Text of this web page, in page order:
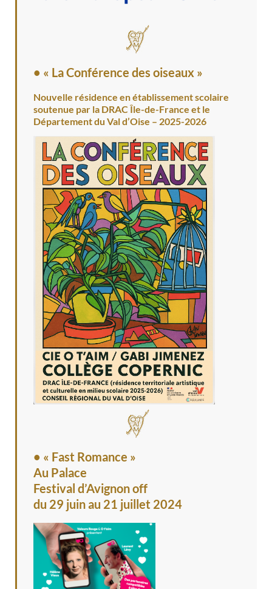
• « La Conférence des oiseaux »
Nouvelle résidence en établissement scolaire
soutenue par la DRAC Île-de-France et le
Département du Val d’Oise – 2025-2026
• « Fast Romance »
Au Palace
Festival d’Avignon off
du 29 juin au 21 juillet 2024